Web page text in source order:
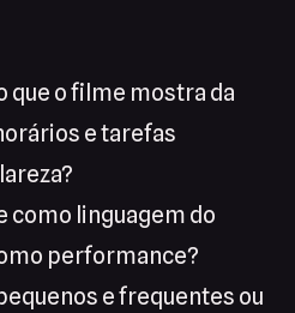
que o filme mostra da
e tarefas
como linguagem do
performance?
e frequentes ou